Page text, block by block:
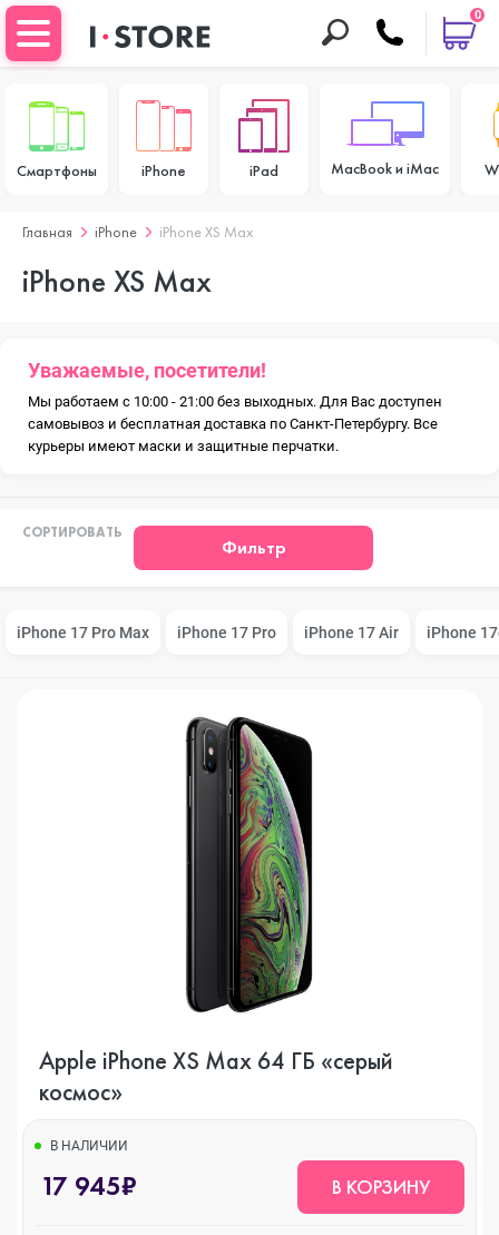
0
Смартфоны iPhone iPad MacBook и iMac
Главная iPhone iPhone XS Max
iPhone XS Max
Уважаемые, посетители!
Мы работаем с 10:00 - 21:00 без выходных. Для Вас доступен
самовывоз и бесплатная доставка по Санкт-Петербургу. Все
курьеры имеют маски и защитные перчатки.
iPhone 17 Pro Max iPhone 17 Pro iPhone 17 Air iPhone
СОРТИРОВАТЬ
Фильтр
Apple iPhone XS Max 64 ГБ «серый
космос»
В НАЛИЧИИ
17 945₽ В КОРЗИНУ